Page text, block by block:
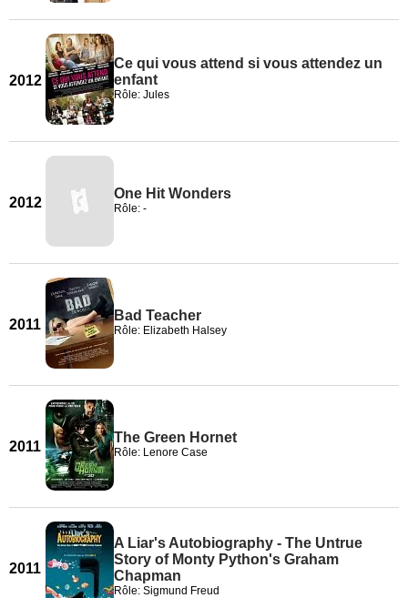
2012
Ce qui vous attend si vous attendez un
enfant
Rôle: Jules
2012
One Hit Wonders
Rôle: -
2011
Bad Teacher
Rôle: Elizabeth Halsey
2011
The Green Hornet
Rôle: Lenore Case
2011
A Liar's Autobiography - The Untrue
Story of Monty Python's Graham
Chapman
Rôle: Sigmund Freud